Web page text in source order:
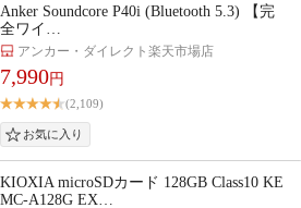
Anker Soundcore P40i (Bluetooth 5.3) 【完
全ワイ…
アンカー・ダイレクト楽天市場店
7,990円
(2,109)
KIOXIA microSDカード 128GB Class10 KE
MC-A128G EX…